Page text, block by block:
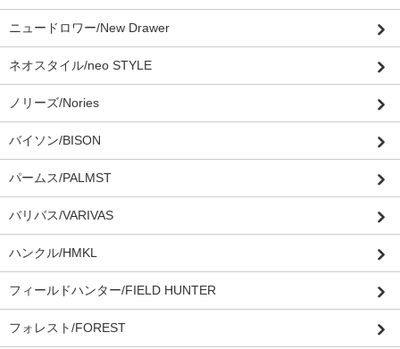
ニュードロワー/New Drawer
ネオスタイル/neo STYLE
ノリーズ/Nories
バイソン/BISON
パームス/PALMST
バリバス/VARIVAS
ハンクル/HMKL
フィールドハンター/FIELD HUNTER
フォレスト/FOREST